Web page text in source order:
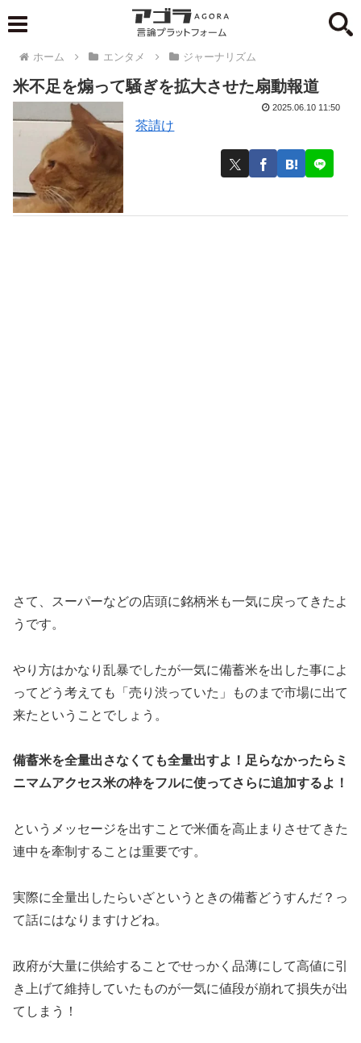
ホーム エンタメ ジャーナリズム
米不足を煽って騒ぎを拡大させた扇動報道
茶請け
2025.06.10 11:50
さて、スーパーなどの店頭に銘柄米も一気に戻ってきたよ
うです。
やり方はかなり乱暴でしたが一気に備蓄米を出した事によ
ってどう考えても「売り渋っていた」ものまで市場に出て
来たということでしょう。
備蓄米を全量出さなくても全量出すよ！足らなかったらミ
ニマムアクセス米の枠をフルに使ってさらに追加するよ！
というメッセージを出すことで米価を高止まりさせてきた
連中を牽制することは重要です。
実際に全量出したらいざというときの備蓄どうすんだ？っ
て話にはなりますけどね。
政府が大量に供給することでせっかく品薄にして高値に引
き上げて維持していたものが一気に値段が崩れて損失が出
てしまう！